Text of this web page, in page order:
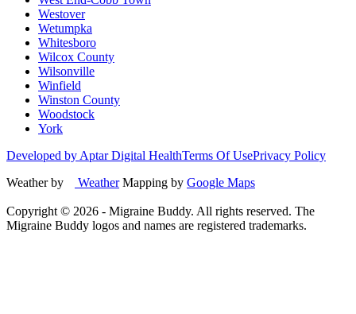
Westover
Wetumpka
Whitesboro
Wilcox County
Wilsonville
Winfield
Winston County
Woodstock
York
Developed by Aptar Digital HealthTerms Of UsePrivacy Policy
Weather by
WeatherMapping by Google Maps
Copyright © 2026 - Migraine Buddy. All rights reserved. The
Migraine Buddy logos and names are registered trademarks.